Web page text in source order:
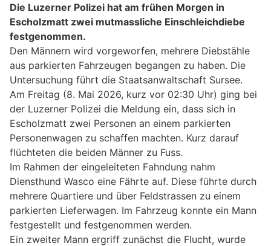
Die Luzerner Polizei hat am frühen Morgen in
Escholzmatt zwei mutmassliche Einschleichdiebe
festgenommen.
Den Männern wird vorgeworfen, mehrere Diebstähle
aus parkierten Fahrzeugen begangen zu haben. Die
Untersuchung führt die Staatsanwaltschaft Sursee.
Am Freitag (8. Mai 2026, kurz vor 02:30 Uhr) ging bei
der Luzerner Polizei die Meldung ein, dass sich in
Escholzmatt zwei Personen an einem parkierten
Personenwagen zu schaffen machten. Kurz darauf
flüchteten die beiden Männer zu Fuss.
Im Rahmen der eingeleiteten Fahndung nahm
Diensthund Wasco eine Fährte auf. Diese führte durch
mehrere Quartiere und über Feldstrassen zu einem
parkierten Lieferwagen. Im Fahrzeug konnte ein Mann
festgestellt und festgenommen werden.
Ein zweiter Mann ergriff zunächst die Flucht, wurde